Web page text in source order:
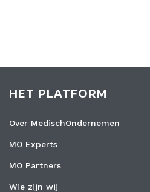
HET PLATFORM
Over MedischOndernemen
MO Experts
MO Partners
Wie zijn wij